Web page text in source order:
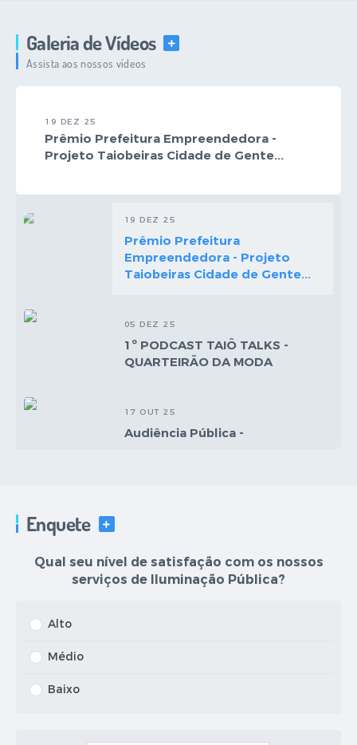
Galeria de Vídeos
Assista aos nossos vídeos
19 DEZ 25
Prêmio Prefeitura Empreendedora -
Projeto Taiobeiras Cidade de Gente...
19 DEZ 25
Prêmio Prefeitura
Empreendedora - Projeto
Taiobeiras Cidade de Gente...
05 DEZ 25
1º PODCAST TAIÔ TALKS -
QUARTEIRÃO DA MODA
17 OUT 25
Audiência Pública -
Enquete
Qual seu nível de satisfação com os nossos
serviços de Iluminação Pública?
Alto
Médio
Baixo